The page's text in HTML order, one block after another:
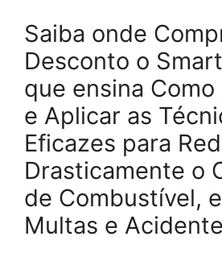
Saiba onde
Desconto o
que ensina
e Aplicar as
Eficazes para
Drasticamente o
de Combustível,
Multas e